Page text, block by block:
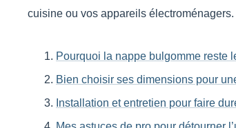
cuisine ou vos appareils électroménagers.
Pourquoi la nappe bulgomme reste
Bien choisir ses dimensions pour
Installation et entretien pour faire